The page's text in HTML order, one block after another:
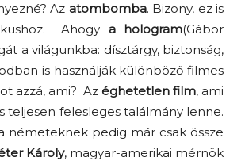
Az atombomba. Bizony, ez is
Ahogy a hologram(Gábor
a világunkba: dísztárgy, biztonság,
is használják különböző filmes
azzá, ami? Az éghetetlen film, ami
teljesen felesleges találmány lenne.
németeknek pedig már csak össze
Károly, magyar-amerikai mérnök